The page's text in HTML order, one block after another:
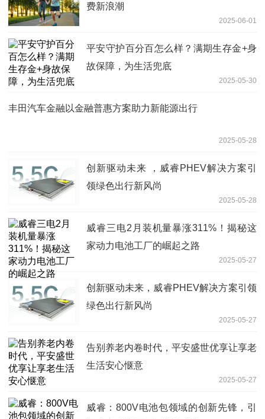
费新浪潮
2025-06-01
平安守护百分百怎么样？满期生存金+身
故保障，为生活兜底
2025-05-30
丰田汽车金融以金融普惠方案助力新能源出行
2025-05-28
创新驱动未来 ，威睿PHEV解决方案引
领绿色出行新风尚
2025-05-28
威睿三电2月装机量暴涨311%！揭秘这
家动力电池工厂的崛起之路
2025-05-27
创新驱动未来，威睿PHEV解决方案引领
绿色出行新风尚
2025-05-27
告别养老内卷时代，平安盛世优享让享老
生活安心惬意
2025-05-27
威睿：800V电池包领域的创新先锋，引